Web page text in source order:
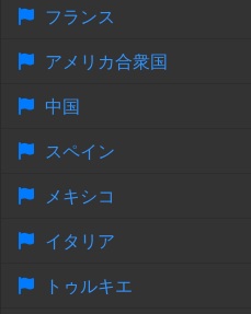
フランス
アメリカ合衆国
中国
スペイン
メキシコ
イタリア
トゥルキエ